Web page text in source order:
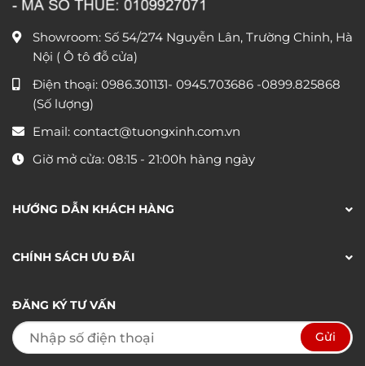
Showroom: Số 54/274 Nguyễn Lân, Trường Chinh, Hà
Nội ( Ô tô đỗ cửa)
Điện thoại: 0986.301131- 0945.703686 -0899.825868
(Số lượng)
Email: contact@tuongxinh.com.vn
Giờ mở cửa: 08:15 - 21:00h hàng ngày
HƯỚNG DẪN KHÁCH HÀNG
CHÍNH SÁCH ƯU ĐÃI
ĐĂNG KÝ TƯ VẤN